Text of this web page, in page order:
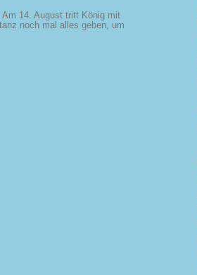
14. August tritt König mit
noch mal alles geben, um